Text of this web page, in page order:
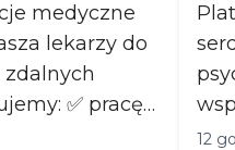
medyczne
zdalnych
psychiatrę
12